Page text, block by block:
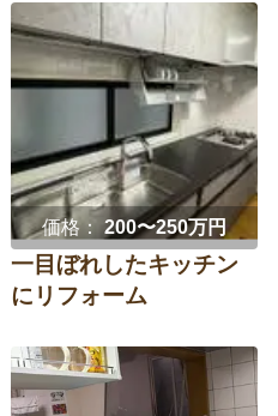
価格：200〜250万円
一目ぼれしたキッチン
にリフォーム